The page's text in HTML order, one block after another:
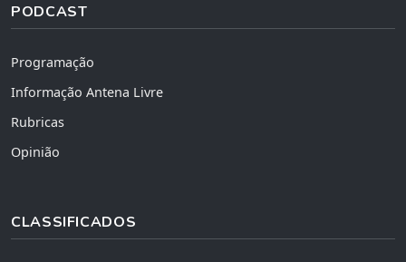
PODCAST
Programação
Informação Antena Livre
Rubricas
Opinião
CLASSIFICADOS